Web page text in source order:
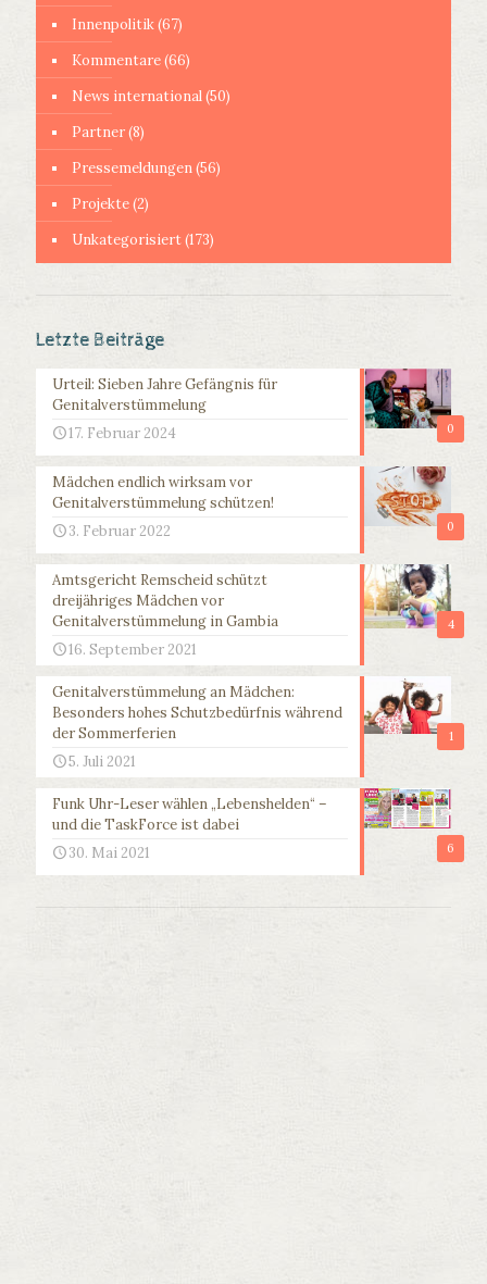
Innenpolitik(67)
Kommentare(66)
News international(50)
Partner(8)
Pressemeldungen(56)
Projekte(2)
Unkategorisiert(173)
Letzte Beiträge
0
Urteil: Sieben Jahre Gefängnis für
Genitalverstümmelung
17. Februar 2024
0
Mädchen endlich wirksam vor
Genitalverstümmelung schützen!
3. Februar 2022
4
Amtsgericht Remscheid schützt
dreijähriges Mädchen vor
Genitalverstümmelung in Gambia
16. September 2021
1
Genitalverstümmelung an Mädchen:
Besonders hohes Schutzbedürfnis während
der Sommerferien
5. Juli 2021
6
Funk Uhr-Leser wählen „Lebenshelden“ –
und die TaskForce ist dabei
30. Mai 2021